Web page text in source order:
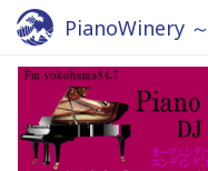
PianoWinery
yokohama 84.7